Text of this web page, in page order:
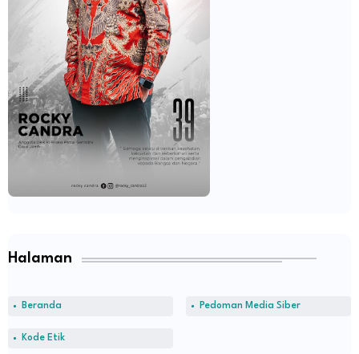
Halaman
Beranda Pedoman Media Siber
Kode Etik